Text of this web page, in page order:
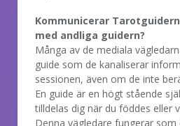
Kommunicerar
med andliga guidern?
Många av de mediala
guide som de kanaliserar
sessionen, även om de inte
En guide är en högt stående
tilldelas dig när du föddes eller
Denna vägledare fungerar som